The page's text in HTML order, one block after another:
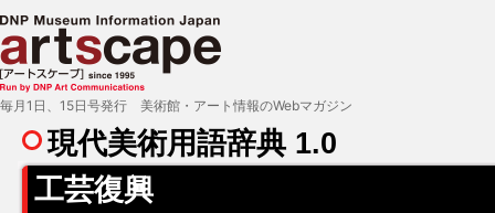
現代美術用語辞典 1.0
工芸復興
毎月1日、15日号発行 美術館・アート情報のWebマガジン